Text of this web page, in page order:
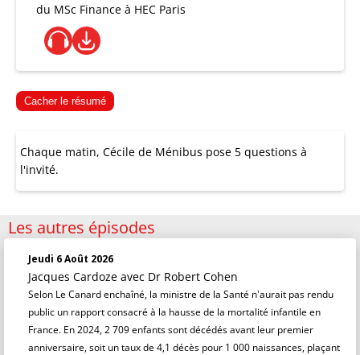
du MSc Finance à HEC Paris
Cacher le résumé
Chaque matin, Cécile de Ménibus pose 5 questions à
l'invité.
Les autres épisodes
Jeudi 6 Août 2026
Jacques Cardoze avec Dr Robert Cohen
Selon Le Canard enchaîné, la ministre de la Santé n'aurait pas rendu
public un rapport consacré à la hausse de la mortalité infantile en
France. En 2024, 2 709 enfants sont décédés avant leur premier
anniversaire, soit un taux de 4,1 décès pour 1 000 naissances, plaçant